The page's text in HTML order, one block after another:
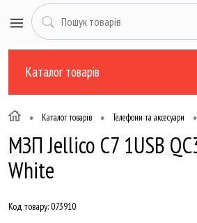
Каталог товарів
• Каталог товарів • Телефони та аксесуари •
МЗП Jellico C7 1USB
White
Код товару:073910